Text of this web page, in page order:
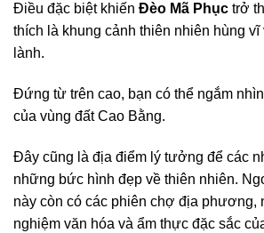
Điều đặc biệt khiến Đèo Mã Phục trở
thích là khung cảnh thiên nhiên hùng vĩ
lành.
Đứng từ trên cao, bạn có thể ngắm
của vùng đất Cao Bằng.
Đây cũng là địa điểm lý tưởng để các
những bức hình đẹp về thiên nhiên.
này còn có các phiên chợ địa phương,
nghiệm văn hóa và ẩm thực đặc sắc